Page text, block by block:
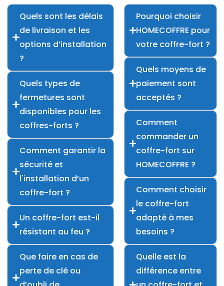
Quels sont les délais
de livraison et les
options d’installation
?
Quels types de
fermetures sont
disponibles pour les
coffres-forts ?
Comment garantir la
sécurité et
l'installation d’un
coffre-fort ?
Un coffre-fort est-il
résistant au feu ?
Que faire en cas de
perte de clé ou
Pourquoi choisir
HOMECOFFRE pour
votre coffre-fort ?
Quels moyens de
paiement sont
acceptés ?
Comment
commander un
coffre-fort sur
HOMECOFFRE ?
Comment choisir
le coffre-fort
adapté à mes
besoins ?
Quelle est la
différence entre